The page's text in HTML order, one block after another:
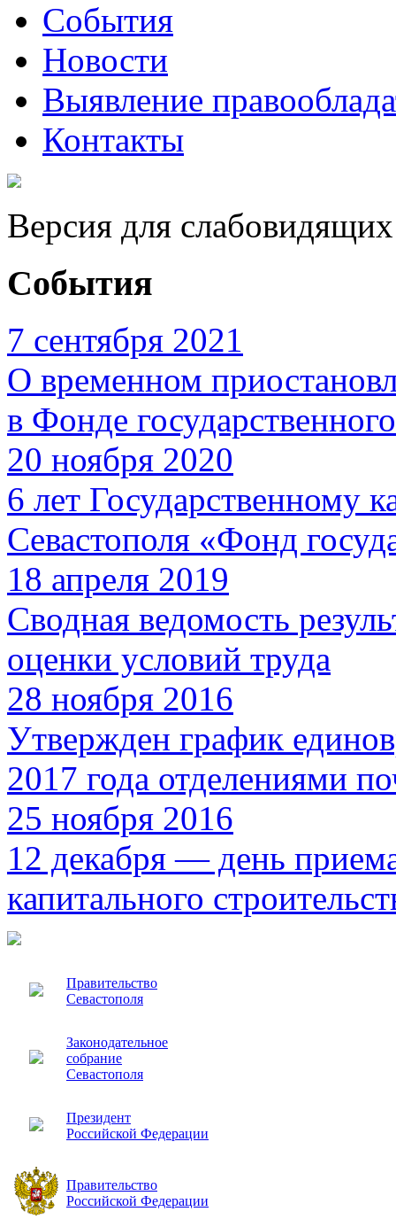
События
Новости
Выявление
Контакты
Версия для слабовидящих
События
7 сентября 2021
О временном
в Фонде
20 ноября 2020
6 лет Государственному
Севастополя «Фонд
18 апреля 2019
Сводная ведомость
оценки условий труда
28 ноября 2016
Утвержден график
2017 года отделениями
25 ноября 2016
12 декабря — день
капитального
Правительство
Севастополя
Законодательное
собрание
Севастополя
Президент
Российской Федерации
Правительство
Российской Федерации